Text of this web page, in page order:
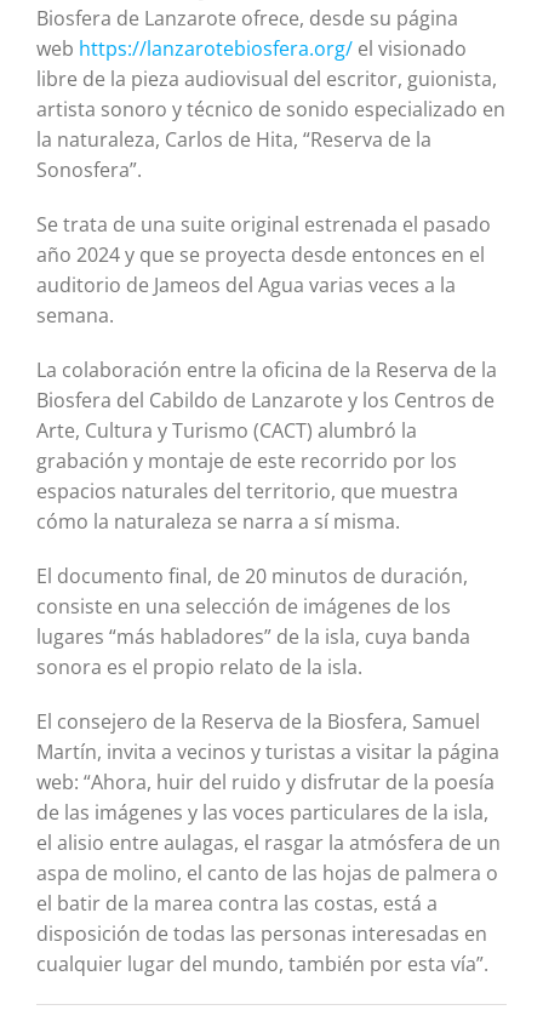
Biosfera de Lanzarote ofrece, desde su página
web https://lanzarotebiosfera.org/ el visionado
libre de la pieza audiovisual del escritor, guionista,
artista sonoro y técnico de sonido especializado en
la naturaleza, Carlos de Hita, “Reserva de la
Sonosfera”.
Se trata de una suite original estrenada el pasado
año 2024 y que se proyecta desde entonces en el
auditorio de Jameos del Agua varias veces a la
semana.
La colaboración entre la oficina de la Reserva de la
Biosfera del Cabildo de Lanzarote y los Centros de
Arte, Cultura y Turismo (CACT) alumbró la
grabación y montaje de este recorrido por los
espacios naturales del territorio, que muestra
cómo la naturaleza se narra a sí misma.
El documento final, de 20 minutos de duración,
consiste en una selección de imágenes de los
lugares “más habladores” de la isla, cuya banda
sonora es el propio relato de la isla.
El consejero de la Reserva de la Biosfera, Samuel
Martín, invita a vecinos y turistas a visitar la página
web: “Ahora, huir del ruido y disfrutar de la poesía
de las imágenes y las voces particulares de la isla,
el alisio entre aulagas, el rasgar la atmósfera de un
aspa de molino, el canto de las hojas de palmera o
el batir de la marea contra las costas, está a
disposición de todas las personas interesadas en
cualquier lugar del mundo, también por esta vía”.